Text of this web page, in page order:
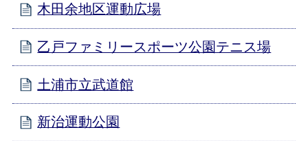
木田余地区運動広場
乙戸ファミリースポーツ公園テニス場
土浦市立武道館
新治運動公園